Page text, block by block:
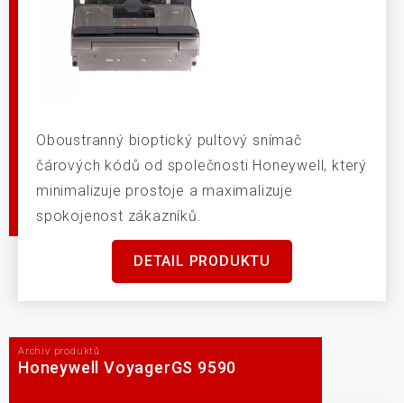
Oboustranný bioptický pultový snímač
čárových kódů od společnosti Honeywell, který
minimalizuje prostoje a maximalizuje
spokojenost zákazníků.
DETAIL PRODUKTU
Archiv produktů
Honeywell VoyagerGS 9590